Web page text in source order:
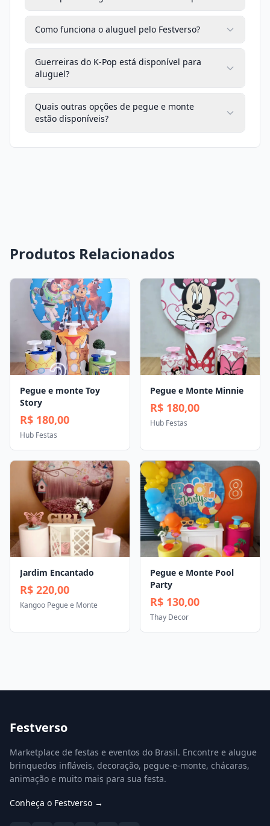
Como funciona o aluguel pelo Festverso?
Guerreiras do K-Pop está disponível para
aluguel?
Quais outras opções de pegue e monte
estão disponíveis?
Produtos Relacionados
Pegue e monte Toy
Story
R$ 180,00
Hub Festas
Pegue e Monte Minnie
R$ 180,00
Hub Festas
Jardim Encantado
R$ 220,00
Kangoo Pegue e Monte
Pegue e Monte Pool
Party
R$ 130,00
Thay Decor
Festverso
Marketplace de festas e eventos do Brasil. Encontre e alugue
brinquedos infláveis, decoração, pegue-e-monte, chácaras,
animação e muito mais para sua festa.
Conheça o Festverso →